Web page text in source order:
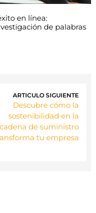
en línea:
de palabras
ARTICULO SIGUIENTE
Descubre cómo la
sostenibilidad en la
cadena de suministro
tu empresa